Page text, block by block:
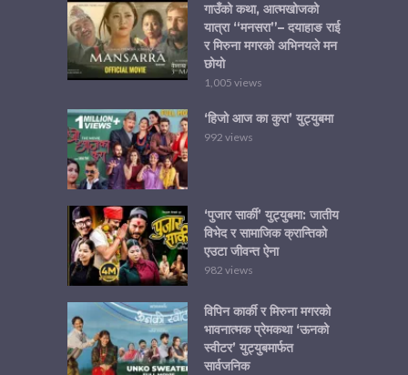
गाउँको कथा, आत्मखोजको
यात्रा “मनसरा”– दयाहाङ राई
र मिरुना मगरको अभिनयले मन
छोयो
1,005 views
‘हिजो आज का कुरा’ युट्युबमा
992 views
‘पुजार सार्की’ युट्युबमा: जातीय
विभेद र सामाजिक क्रान्तिको
एउटा जीवन्त ऐना
982 views
विपिन कार्की र मिरुना मगरको
भावनात्मक प्रेमकथा ‘ऊनको
स्वीटर’ युट्युबमार्फत
सार्वजनिक